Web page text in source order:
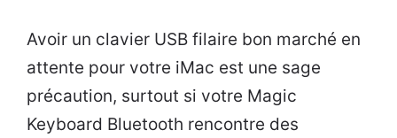
Avoir un clavier USB filaire bon marché en
attente pour votre iMac est une sage
précaution, surtout si votre Magic
Keyboard Bluetooth rencontre des